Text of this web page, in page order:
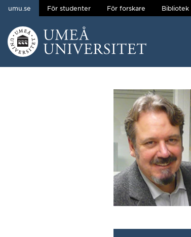
Hoppa direkt till innehållet
umu.se För studenter För forskare Bibliotek